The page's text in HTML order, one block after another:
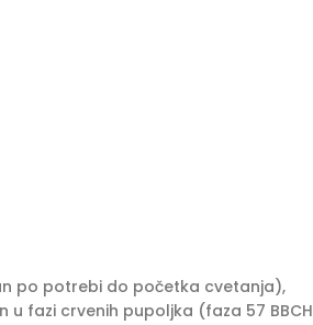
po potrebi do početka cvetanja),
u fazi crvenih pupoljka (faza 57 BBCH